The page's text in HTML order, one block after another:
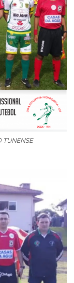
TUNENSE